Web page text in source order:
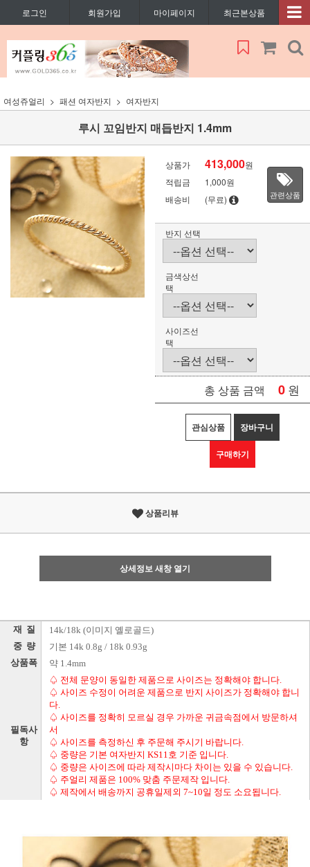
로그인 회원가입 마이페이지 최근본상품
여성쥬얼리 패션 여자반지 여자반지
루시 꼬임반지 매듭반지 1.4mm
상품가 413,000원
적립금
1,000원
배송비
(무료) 관련상품
반지 선택
금색상선
택
사이즈선
택
총 상품 금액 0 원
관심상품 장바구니
구매하기
상품리뷰
상세정보 새창 열기
재 질 14k/18k (이미지 옐로골드)
중 량 기본 14k 0.8g / 18k 0.93g
상품폭 약 1.4mm
필독사
항
♤ 전체 문양이 동일한 제품으로 사이즈는 정확해야 합니다.
♤ 사이즈 수정이 어려운 제품으로 반지 사이즈가 정확해야 합니
다.
♤ 사이즈를 정확히 모르실 경우 가까운 귀금속점에서 방문하셔
서
♤ 사이즈를 측정하신 후 주문해 주시기 바랍니다.
♤ 중량은 기본 여자반지 KS11호 기준 입니다.
♤ 중량은 사이즈에 따라 제작시마다 차이는 있을 수 있습니다.
♤ 주얼리 제품은 100% 맞춤 주문제작 입니다.
♤ 제작에서 배송까지 공휴일제외 7~10일 정도 소요됩니다.